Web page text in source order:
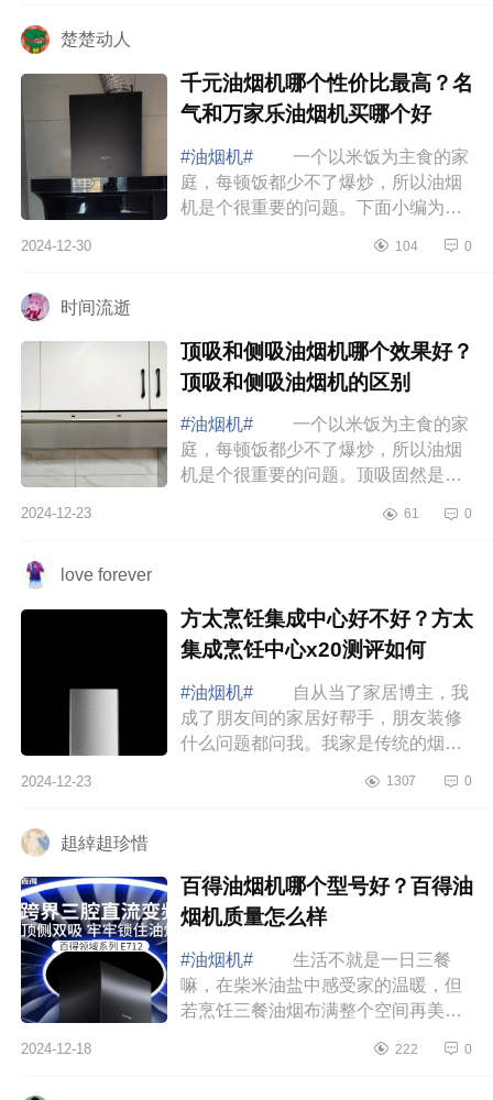
楚楚动人
千元油烟机哪个性价比最高？名
气和万家乐油烟机买哪个好
#油烟机#
一个以米饭为主食的家
庭，每顿饭都少不了爆炒，所以油烟
机是个很重要的问题。下面小编为大
高？名气和万家乐油烟机买哪个
2024-12-30 104 0
时间流逝
顶吸和侧吸油烟机哪个效果好？
顶吸和侧吸油烟机的区别
#油烟机#
一个以米饭为主食的家
庭，每顿饭都少不了爆炒，所以油烟
机是个很重要的问题。顶吸固然是好
面小编为大家介绍下顶吸和侧吸油烟
2024-12-23 61 0
love forever
方太烹饪集成中心好不好？方太
集成烹饪中心x20测评如何
#油烟机#
自从当了家居博主，我
成了朋友间的家居好帮手，朋友装修
什么问题都问我。我家是传统的烟机
在叫我重新装修一定选集成烹饪中
2024-12-23 1307 0
趄緈趄珍惜
百得油烟机哪个型号好？百得油
烟机质量怎么样
#油烟机#
生活不就是一日三餐
嘛，在柴米油盐中感受家的温暖，但
若烹饪三餐油烟布满整个空间再美丽
介绍下百得油烟机哪个型号好？百得
2024-12-18 222 0